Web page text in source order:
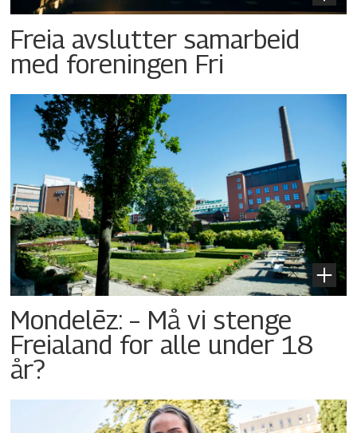
Freia avslutter samarbeid
med foreningen Fri
Mondelēz: – Må vi stenge
Freialand for alle under 18
år?